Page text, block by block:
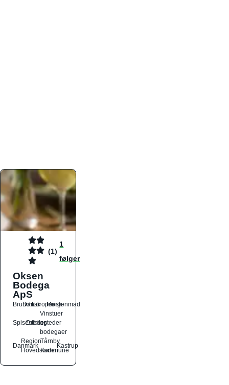
(1)
1
følger
Oksen
Bodega
ApS
Brunch
DanskEuropæiskMorgenmad
Spisesteder
Drikkesteder
Vinstuer
og
bodegaer
Danmark
Region
Hovedstaden
Tårnby
Kommune
Kastrup